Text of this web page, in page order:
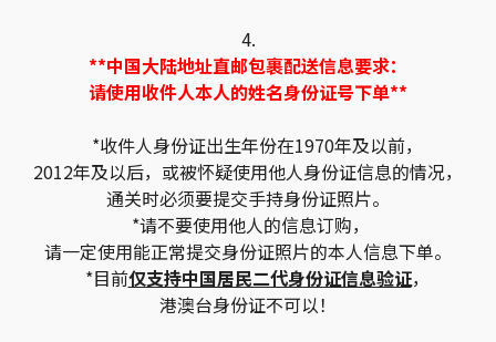
4.
**中国大陆地址直邮包裹配送信息要求：
请使用收件人本人的姓名身份证号下单**
*收件人身份证出生年份在1970年及以前，
2012年及以后，或被怀疑使用他人身份证信息的情况，
通关时必须要提交手持身份证照片。
*请不要使用他人的信息订购，
请一定使用能正常提交身份证照片的本人信息下单。
*目前仅支持中国居民二代身份证信息验证，
港澳台身份证不可以！